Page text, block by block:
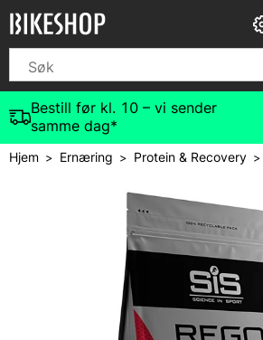
Bestill før kl. 10 – vi sender
samme dag*
Hjem> Ernæring > Protein & Recovery>